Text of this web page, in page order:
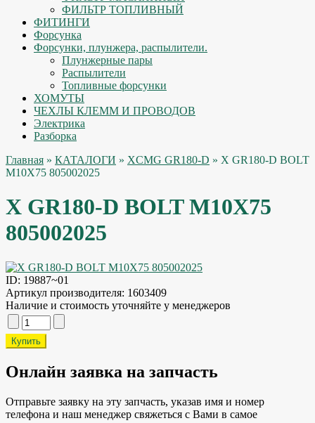
ФИЛЬТР ТОПЛИВНЫЙ
ФИТИНГИ
Форсунка
Форсунки, плунжера, распылители.
Плунжерные пары
Распылители
Топливные форсунки
ХОМУТЫ
ЧЕХЛЫ КЛЕММ И ПРОВОДОВ
Электрика
Разборка
Главная » КАТАЛОГИ » XCMG GR180-D » X GR180-D BOLT
M10X75 805002025
X GR180-D BOLT M10X75
805002025
ID: 19887~01
Артикул производителя: 1603409
Наличие и стоимость уточняйте у менеджеров
Онлайн заявка на запчасть
Отправьте заявку на эту запчасть, указав имя и номер
телефона и наш менеджер свяжеться с Вами в самое